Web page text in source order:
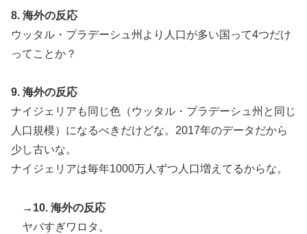
8. 海外の反応
ウッタル・プラデーシュ州より人口が多い国って4つだけ
ってことか？
9. 海外の反応
ナイジェリアも同じ色（ウッタル・プラデーシュ州と同じ
人口規模）になるべきだけどな。2017年のデータだから
少し古いな。
ナイジェリアは毎年1000万人ずつ人口増えてるからな。
→10. 海外の反応
ヤバすぎワロタ。